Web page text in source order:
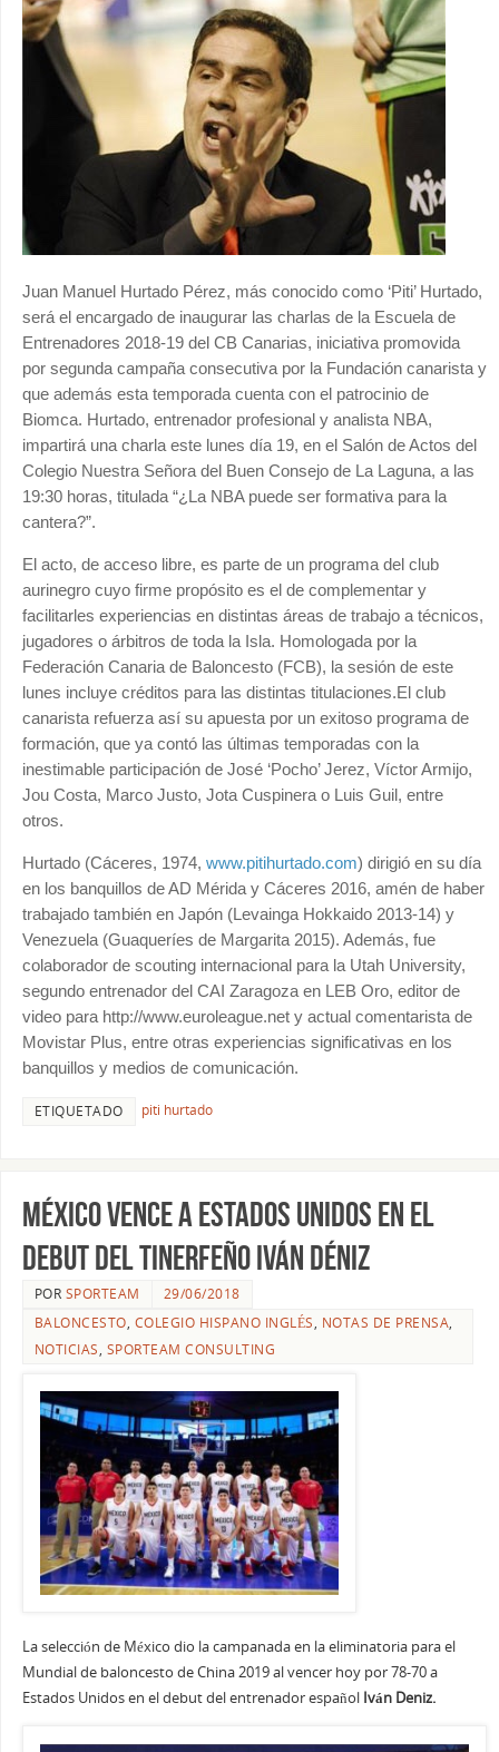
Juan Manuel Hurtado Pérez, más conocido como ‘Piti’ Hurtado,
será el encargado de inaugurar las charlas de la Escuela de
Entrenadores 2018-19 del CB Canarias, iniciativa promovida
por segunda campaña consecutiva por la Fundación canarista y
que además esta temporada cuenta con el patrocinio de
Biomca. Hurtado, entrenador profesional y analista NBA,
impartirá una charla este lunes día 19, en el Salón de Actos del
Colegio Nuestra Señora del Buen Consejo de La Laguna, a las
19:30 horas, titulada “¿La NBA puede ser formativa para la
cantera?”.
El acto, de acceso libre, es parte de un programa del club
aurinegro cuyo firme propósito es el de complementar y
facilitarles experiencias en distintas áreas de trabajo a técnicos,
jugadores o árbitros de toda la Isla. Homologada por la
Federación Canaria de Baloncesto (FCB), la sesión de este
lunes incluye créditos para las distintas titulaciones.El club
canarista refuerza así su apuesta por un exitoso programa de
formación, que ya contó las últimas temporadas con la
inestimable participación de José ‘Pocho’ Jerez, Víctor Armijo,
Jou Costa, Marco Justo, Jota Cuspinera o Luis Guil, entre
otros.
Hurtado (Cáceres, 1974, www.pitihurtado.com) dirigió en su día
en los banquillos de AD Mérida y Cáceres 2016, amén de haber
trabajado también en Japón (Levainga Hokkaido 2013-14) y
Venezuela (Guaqueríes de Margarita 2015). Además, fue
colaborador de scouting internacional para la Utah University,
segundo entrenador del CAI Zaragoza en LEB Oro, editor de
video para http://www.euroleague.net y actual comentarista de
Movistar Plus, entre otras experiencias significativas en los
banquillos y medios de comunicación.
ETIQUETADO piti hurtado
México vence a Estados Unidos en el
debut del tinerfeño Iván Déniz
POR SPORTEAM
29/06/2018
BALONCESTO, COLEGIO HISPANO INGLÉS, NOTAS DE PRENSA,
NOTICIAS, SPORTEAM CONSULTING
La selección de México dio la campanada en la eliminatoria para el
Mundial de baloncesto de China 2019 al vencer hoy por 78-70 a
Estados Unidos en el debut del entrenador español Iván Deniz.